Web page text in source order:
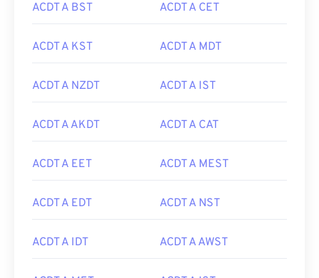
ACDT A BST ACDT A CET
ACDT A KST ACDT A MDT
ACDT A NZDT ACDT A IST
ACDT A AKDT ACDT A CAT
ACDT A EET ACDT A MEST
ACDT A EDT ACDT A NST
ACDT A IDT ACDT A AWST